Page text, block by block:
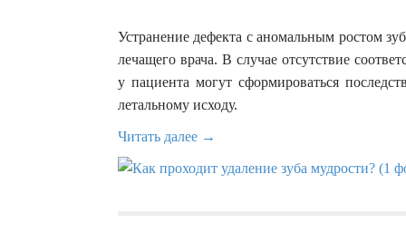
Устранение дефекта с аномальным ростом
лечащего врача. В случае отсутствие
у пациента могут сформироваться
летальному исходу.
Читать далее →